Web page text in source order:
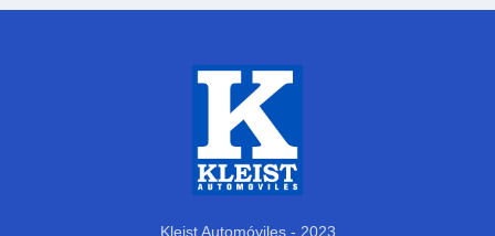
Kleist Automóviles - 2023